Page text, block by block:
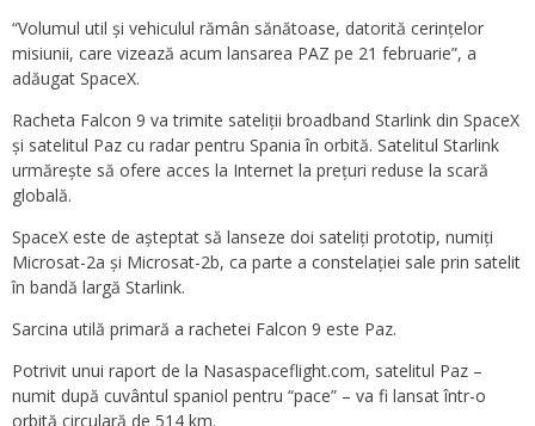
“Volumul util și vehiculul rămân sănătoase, datorită cerințelor
misiunii, care vizează acum lansarea PAZ pe 21 februarie”, a
adăugat SpaceX.
Racheta Falcon 9 va trimite sateliții broadband Starlink din SpaceX
și satelitul Paz cu radar pentru Spania în orbită. Satelitul Starlink
urmărește să ofere acces la Internet la prețuri reduse la scară
globală.
SpaceX este de așteptat să lanseze doi sateliți prototip, numiți
Microsat-2a și Microsat-2b, ca parte a constelației sale prin satelit
în bandă largă Starlink.
Sarcina utilă primară a rachetei Falcon 9 este Paz.
Potrivit unui raport de la Nasaspaceflight.com, satelitul Paz –
numit după cuvântul spaniol pentru “pace” – va fi lansat într-o
orbită circulară de 514 km.